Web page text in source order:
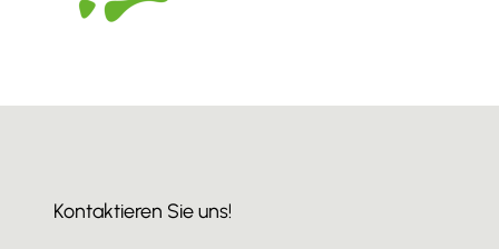
Kontaktieren Sie uns!